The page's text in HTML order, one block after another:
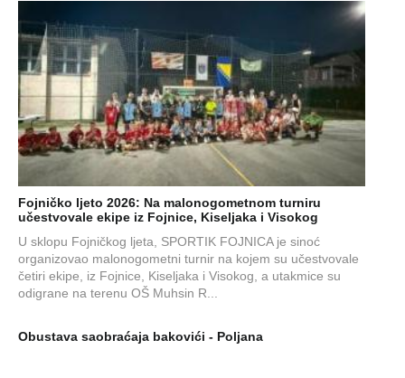
Fojničko ljeto 2026: Na malonogometnom turniru
učestvovale ekipe iz Fojnice, Kiseljaka i Visokog
U sklopu Fojničkog ljeta, SPORTIK FOJNICA je sinoć
organizovao malonogometni turnir na kojem su učestvovale
četiri ekipe, iz Fojnice, Kiseljaka i Visokog, a utakmice su
odigrane na terenu OŠ Muhsin R...
Obustava saobraćaja bakovići - Poljana